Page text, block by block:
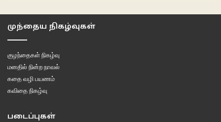
முந்தைய நிகழ்வுகள்
குழந்தைகள் நிகழ்வு
மனதில் நின்ற நாவல்
கதை வழி பயணம்
கவிதை நிகழ்வு
படைப்புகள்